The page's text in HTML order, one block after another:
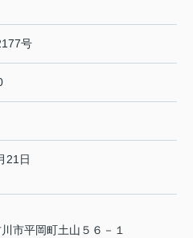
号
21日
市平岡町土山５６－１